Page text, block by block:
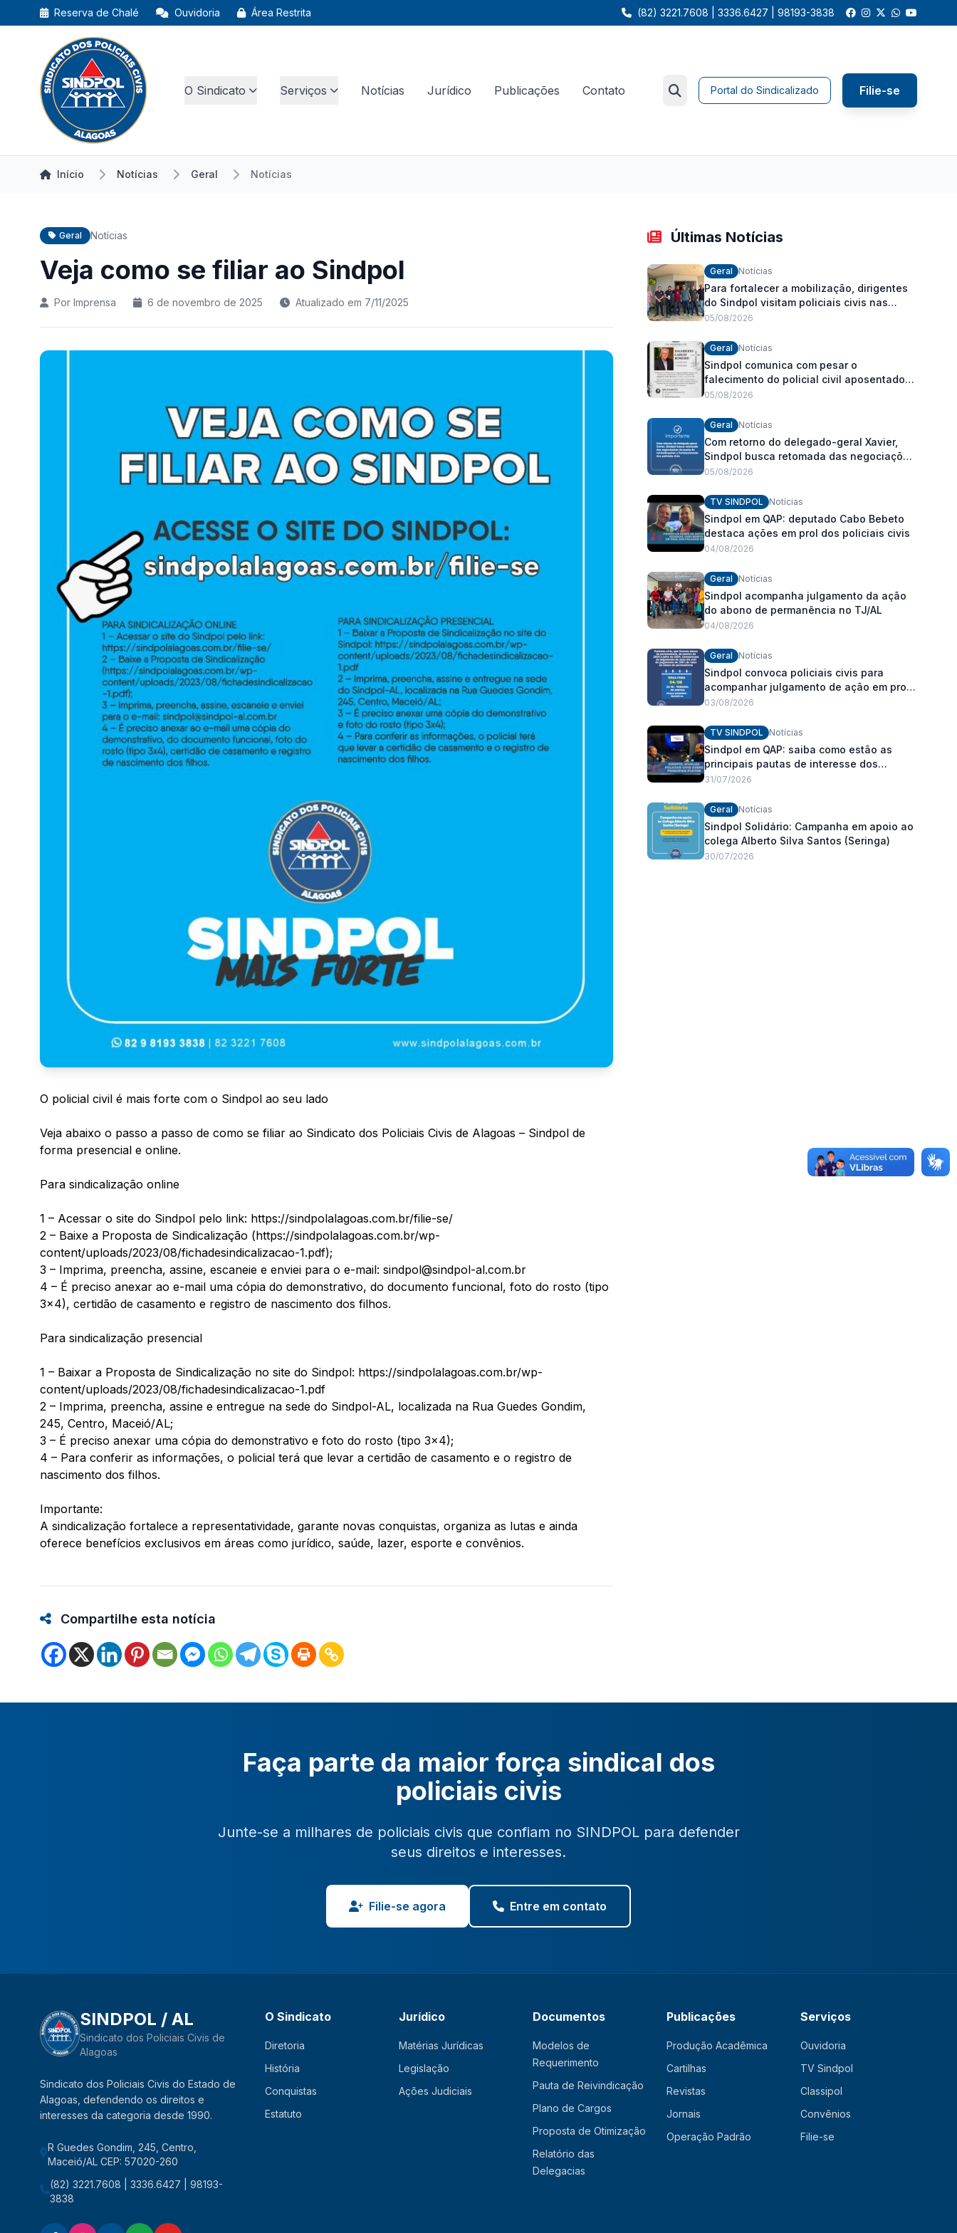
Reserva de Chalé Ouvidoria Área Restrita (82) 3221.7608 | 3336.6427 | 98193-3838
O Sindicato Serviços Notícias Jurídico Publicações Contato Portal do Sindicalizado Filie-se
Início Notícias Geral Notícias
Geral Notícias
Veja como se filiar ao Sindpol
Por Imprensa 6 de novembro de 2025 Atualizado em 7/11/2025
O policial civil é mais forte com o Sindpol ao seu lado
Veja abaixo o passo a passo de como se filiar ao Sindicato dos Policiais Civis de Alagoas – Sindpol de
forma presencial e online.
Para sindicalização online
1 – Acessar o site do Sindpol pelo link: https://sindpolalagoas.com.br/filie-se/
2 – Baixe a Proposta de Sindicalização (https://sindpolalagoas.com.br/wp-
content/uploads/2023/08/fichadesindicalizacao-1.pdf);
3 – Imprima, preencha, assine, escaneie e enviei para o e-mail: sindpol@sindpol-al.com.br
4 – É preciso anexar ao e-mail uma cópia do demonstrativo, do documento funcional, foto do rosto (tipo
3×4), certidão de casamento e registro de nascimento dos filhos.
Para sindicalização presencial
1 – Baixar a Proposta de Sindicalização no site do Sindpol: https://sindpolalagoas.com.br/wp-
content/uploads/2023/08/fichadesindicalizacao-1.pdf
2 – Imprima, preencha, assine e entregue na sede do Sindpol-AL, localizada na Rua Guedes Gondim,
245, Centro, Maceió/AL;
3 – É preciso anexar uma cópia do demonstrativo e foto do rosto (tipo 3×4);
4 – Para conferir as informações, o policial terá que levar a certidão de casamento e o registro de
nascimento dos filhos.
Importante:
A sindicalização fortalece a representatividade, garante novas conquistas, organiza as lutas e ainda
oferece benefícios exclusivos em áreas como jurídico, saúde, lazer, esporte e convênios.
Compartilhe esta notícia
Últimas Notícias
Geral Notícias
Para fortalecer a mobilização, dirigentes
do Sindpol visitam policiais civis nas
delegacias
05/08/2026
Geral Notícias
Sindpol comunica com pesar o
falecimento do policial civil aposentado
Dagoberto Carlos Romeiro
05/08/2026
Geral Notícias
Com retorno do delegado-geral Xavier,
Sindpol busca retomada das negociações
da pauta de reivindicações e
05/08/2026
TV SINDPOL Notícias
Sindpol em QAP: deputado Cabo Bebeto
destaca ações em prol dos policiais civis
04/08/2026
Geral Notícias
Sindpol acompanha julgamento da ação
do abono de permanência no TJ/AL
04/08/2026
Geral Notícias
Sindpol convoca policiais civis para
acompanhar julgamento de ação em prol
do pagamento de 100% do abono de
03/08/2026
TV SINDPOL Notícias
Sindpol em QAP: saiba como estão as
principais pautas de interesse dos
policiais civis
31/07/2026
Geral Notícias
Sindpol Solidário: Campanha em apoio ao
colega Alberto Silva Santos (Seringa)
30/07/2026
Faça parte da maior força sindical dos
policiais civis
Junte-se a milhares de policiais civis que confiam no SINDPOL para defender
seus direitos e interesses.
Filie-se agora Entre em contato
SINDPOL / AL
Sindicato dos Policiais Civis de
Alagoas
Sindicato dos Policiais Civis do Estado de
Alagoas, defendendo os direitos e
interesses da categoria desde 1990.
R Guedes Gondim, 245, Centro,
Maceió/AL CEP: 57020-260
(82) 3221.7608 | 3336.6427 | 98193-
3838
O Sindicato
Diretoria
História
Conquistas
Estatuto
Jurídico
Matérias Jurídicas
Legislação
Ações Judiciais
Documentos
Modelos de
Requerimento
Pauta de Reivindicação
Plano de Cargos
Proposta de Otimização
Relatório das
Delegacias
Publicações
Produção Acadêmica
Cartilhas
Revistas
Jornais
Operação Padrão
Serviços
Ouvidoria
TV Sindpol
Classipol
Convênios
Filie-se